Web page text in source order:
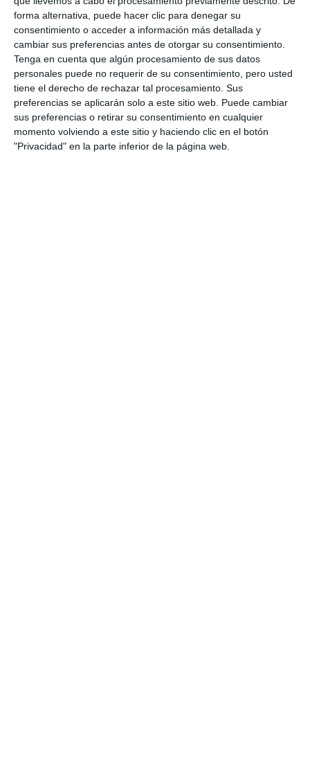
forma alternativa, puede hacer clic para denegar su
consentimiento o acceder a información más detallada y
cambiar sus preferencias antes de otorgar su consentimiento.
Tenga en cuenta que algún procesamiento de sus datos
personales puede no requerir de su consentimiento, pero usted
tiene el derecho de rechazar tal procesamiento. Sus
preferencias se aplicarán solo a este sitio web. Puede cambiar
sus preferencias o retirar su consentimiento en cualquier
momento volviendo a este sitio y haciendo clic en el botón
"Privacidad" en la parte inferior de la página web.
ALIMENTACIÓN BEBIDAS ADJUDICACIÓN